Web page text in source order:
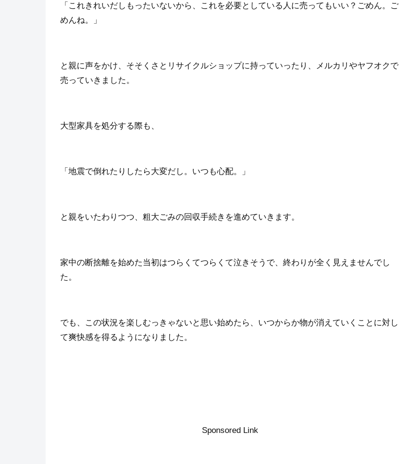
「これきれいだしもったいないから、これを必要としている人に売ってもいい？ごめん。ご
めんね。」
と親に声をかけ、そそくさとリサイクルショップに持っていったり、メルカリやヤフオクで
売っていきました。
大型家具を処分する際も、
「地震で倒れたりしたら大変だし。いつも心配。」
と親をいたわりつつ、粗大ごみの回収手続きを進めていきます。
家中の断捨離を始めた当初はつらくてつらくて泣きそうで、終わりが全く見えませんでし
た。
でも、この状況を楽しむっきゃないと思い始めたら、いつからか物が消えていくことに対し
て爽快感を得るようになりました。
Sponsored Link